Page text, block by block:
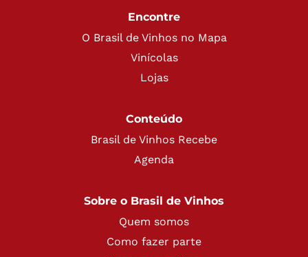
Encontre
O Brasil de Vinhos no Mapa
Vinícolas
Lojas
Conteúdo
Brasil de Vinhos Recebe
Agenda
Sobre o Brasil de Vinhos
Quem somos
Como fazer parte